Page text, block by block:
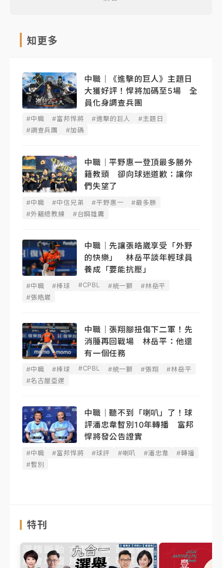
知更多
中職｜《進擊的巨人》主題日
大獲好評！悍將加碼至5場 全
員化身調查兵團
#中職 #富邦悍將 #進擊的巨人
#主題日
#調查兵團
#加碼
中職｜平野惠一登頂最多勝外
籍教頭 卻向球迷道歉：讓你
們失望了
#中職 #中信兄弟 #平野惠一
#最多勝
#外籍總教練
#台鋼雄鷹
中職｜先讓張皓崴享受「外野
的快樂」 林岳平談年輕球員
養成「要能抗壓」
#中職 #棒球 #CPBL #統一獅
#林岳平
#張皓崴
中職｜張翔腳扭傷下二軍！先
消腫再回戰場 林岳平：他還
有一個任務
#中職 #棒球 #CPBL #統一獅 #張翔
#林岳平
#名古屋亞運
中職｜聽不到「喇叭」了！球
評潘忠韋暫別10年轉播 富邦
悍將發公告證實
#中職 #富邦悍將 #球評 #喇叭 #潘忠韋
#轉播
#暫別
特刊